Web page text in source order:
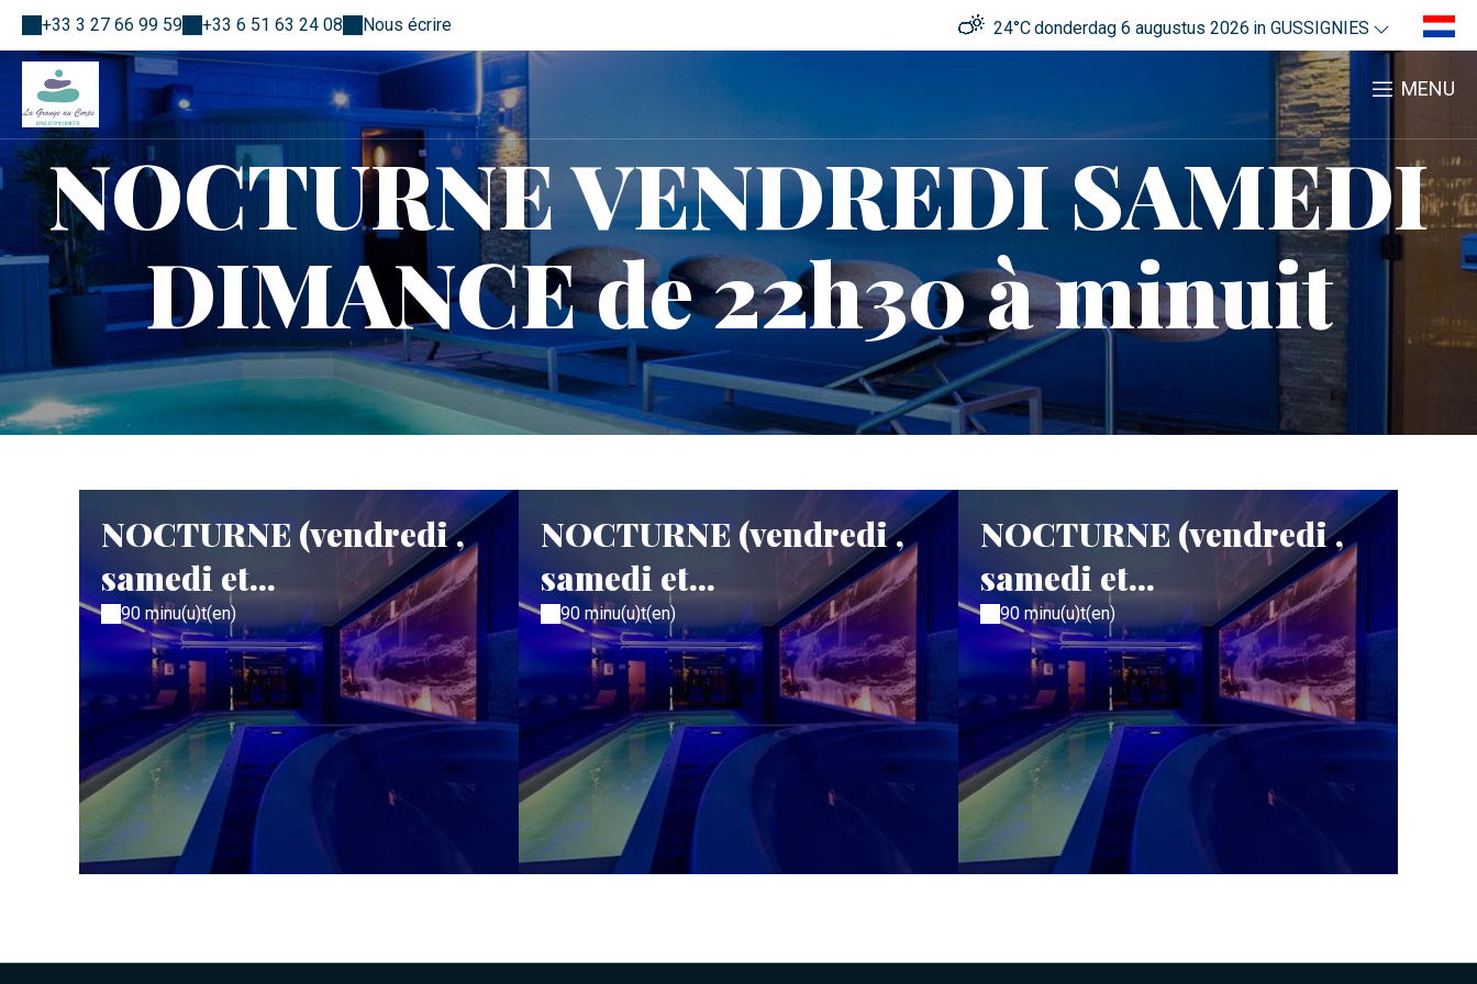
+33 3 27 66 99 59 +33 6 51 63 24 08 Nous écrire 24°Cdonderdag 6 augustus 2026 in GUSSIGNIES
MENU
NOCTURNE VENDREDI SAMEDI
DIMANCE de 22h30 à minuit
NOCTURNE (vendredi ,
samedi et...
90 minu(u)t(en)
NOCTURNE (vendredi ,
samedi et...
90 minu(u)t(en)
NOCTURNE (vendredi ,
samedi et...
90 minu(u)t(en)